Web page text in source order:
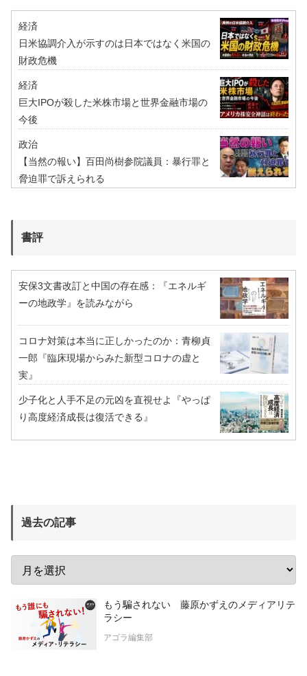
経済
日米協調介入が示すのは日本ではなく米国の
財政危機
経済
巨大IPOが殺した米株市場と世界金融市場の
今後
政治
【当然の報い】百田尚樹参院議員：暴行罪と
脅迫罪で訴えられる
書評
安保3文書改訂と中国の存在感：『エネルギ
ーの地政学』を読みながら
コロナ対策は本当に正しかったのか：青柳貞
一郎『臨床現場からみた新型コロナの虚と
実』
少子化と人手不足の元凶を直視せよ『やっぱ
り高度経済成長は復活できる』
過去の記事
もう騙されない 藤原かずえのメディアリテ
ラシー
アゴラ編集部